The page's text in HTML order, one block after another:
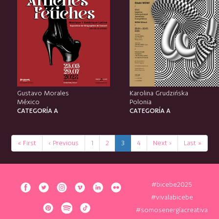
Gustavo Morales
México
CATEGORÍA A
Karolina Grudzińska
Polonia
CATEGORÍA A
« First ‹ Previous 1 2 3 4 Next › Last »
#bicebe2025
#vivalabicebe
#somosenergíacreativa